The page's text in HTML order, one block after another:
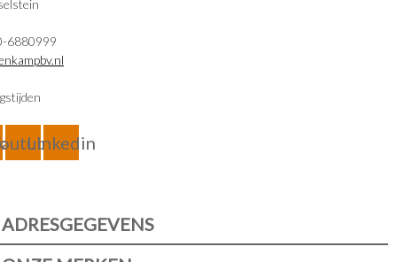
6880999
Linkedin
ADRESGEGEVENS